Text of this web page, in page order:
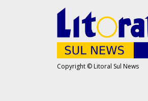
Copyright © Litoral Sul News